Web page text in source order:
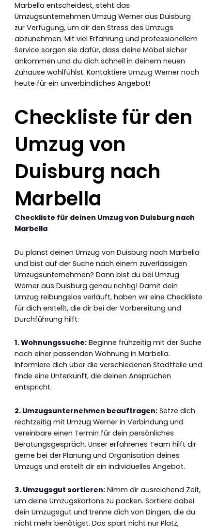
Marbella entscheidest, steht das
Umzugsunternehmen Umzug Werner aus Duisburg
zur Verfügung, um dir den Stress des Umzugs
abzunehmen. Mit viel Erfahrung und professionellem
Service sorgen sie dafür, dass deine Möbel sicher
ankommen und du dich schnell in deinem neuen
Zuhause wohlfühlst. Kontaktiere Umzug Werner noch
heute für ein unverbindliches Angebot!
Checkliste für den
Umzug von
Duisburg nach
Marbella
Checkliste für deinen Umzug von Duisburg nach
Marbella
Du planst deinen Umzug von Duisburg nach Marbella
und bist auf der Suche nach einem zuverlässigen
Umzugsunternehmen? Dann bist du bei Umzug
Werner aus Duisburg genau richtig! Damit dein
Umzug reibungslos verläuft, haben wir eine Checkliste
für dich erstellt, die dir bei der Vorbereitung und
Durchführung hilft:
1. Wohnungssuche: Beginne frühzeitig mit der Suche
nach einer passenden Wohnung in Marbella.
Informiere dich über die verschiedenen Stadtteile und
finde eine Unterkunft, die deinen Ansprüchen
entspricht.
2. Umzugsunternehmen beauftragen: Setze dich
rechtzeitig mit Umzug Werner in Verbindung und
vereinbare einen Termin für dein persönliches
Beratungsgespräch. Unser erfahrenes Team hilft dir
gerne bei der Planung und Organisation deines
Umzugs und erstellt dir ein individuelles Angebot.
3. Umzugsgut sortieren: Nimm dir ausreichend Zeit,
um deine Umzugskartons zu packen. Sortiere dabei
dein Umzugsgut und trenne dich von Dingen, die du
nicht mehr benötigst. Das spart nicht nur Platz,